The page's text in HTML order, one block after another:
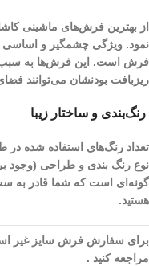
فرش است. این فرش‌ها به سبب
ریز‌بافت بودنشان می‌توانند
رنگ‌بندی و ساختار زیبا
نوع رنگ بندی و طراحی
گونه‌ای است که شما قادر به
هستید.
برای سفارش فرش سایز غیر
مراجعه کنید .